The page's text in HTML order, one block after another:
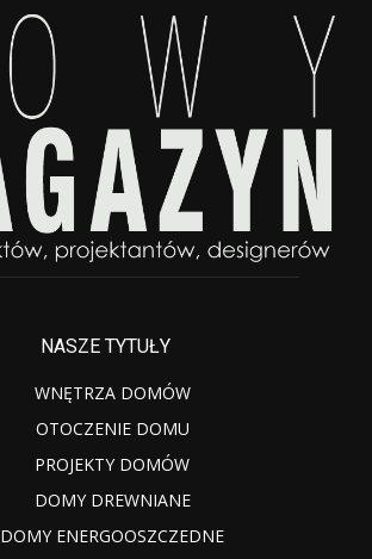
NASZE TYTUŁY
WNĘTRZA DOMÓW
OTOCZENIE DOMU
PROJEKTY DOMÓW
DOMY DREWNIANE
DOMY ENERGOOSZCZEDNE